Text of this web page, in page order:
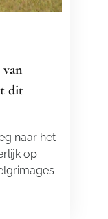
dit
naar het
op